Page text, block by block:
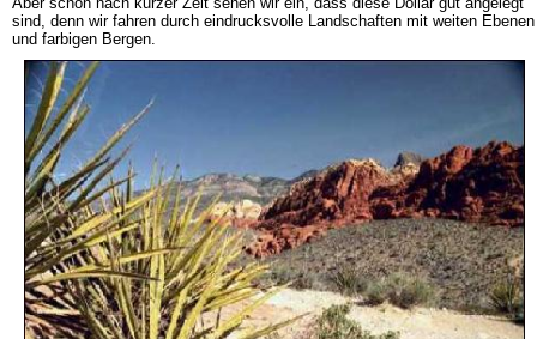
sind, denn wir fahren durch eindrucksvolle Landschaften mit weiten Ebenen
und farbigen Bergen.